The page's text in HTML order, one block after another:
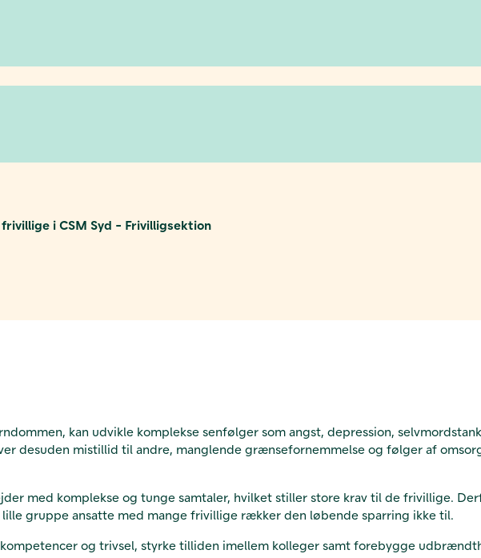
i CSM Syd - Frivilligsektion
kan udvikle komplekse senfølger som angst, depression,
desuden mistillid til andre, manglende grænsefornemmelse og følger af
med komplekse og tunge samtaler, hvilket stiller store krav til de frivillige.
gruppe ansatte med mange frivillige rækker den løbende sparring ikke til.
og trivsel, styrke tilliden imellem kolleger samt forebygge